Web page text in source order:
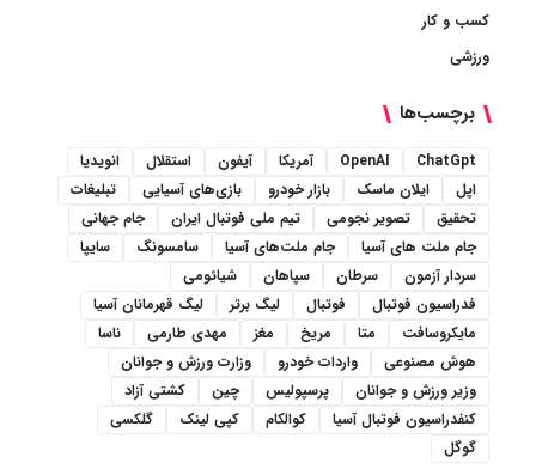
کسب و کار
ورزشی
برچسب‌ها
ChatGpt
OpenAI آمریکا آیفون استقلال
انویدیا
اپل
ایلان ماسک بازار خودرو بازی‌های آسیایی
تبلیغات
تحقیق
تصویر نجومی تیم ملی فوتبال ایران
جام جهانی
جام ملت های آسیا
جام ملت‌های آسیا سامسونگ
سایپا
سردار آزمون
سرطان سپاهان
شیائومی
فدراسیون فوتبال
فوتبال لیگ برتر
لیگ قهرمانان آسیا
مایکروسافت
متا مریخ مغز مهدی طارمی
ناسا
هوش مصنوعی
واردات خودرو
وزارت ورزش و جوانان
وزیر ورزش و جوانان
پرسپولیس چین
کشتی آزاد
کنفدراسیون فوتبال آسیا
کوالکام کپی لینک
گلکسی
گوگل